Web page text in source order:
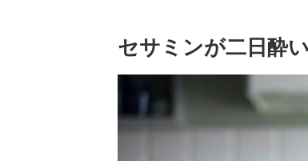
セサミンが二日酔